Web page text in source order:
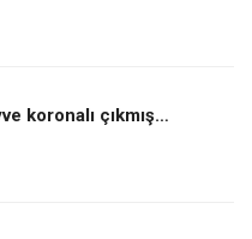
koronalı çıkmış…